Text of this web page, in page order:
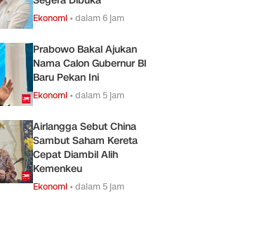
Ekonomi •dalam 6 jam
Prabowo Bakal Ajukan
Nama Calon Gubernur Bl
Baru Pekan Ini
Ekonomi •dalam 5 jam
Airlangga Sebut China
Sambut Saham Kereta
Cepat Diambil Alih
Kemenkeu
Ekonomi •dalam 5 jam